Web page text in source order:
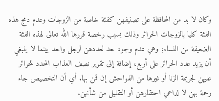
وكان لا بد من المحافظة على تصنيفهن كفئة خاصة من الزوجات وعدم دمج هذه
الفئة كليا بالزوجات الحرائر وذلك بسبب رخصة قررها الله تعالى لهذه الفئة
الضعيفة من النساء؛ وهي عدم وجود حد لعددهن لرجل واحد بينما لا ينبغي
أن يزيد عدد الحرائر على أربع، إضافة إلى تقرير نصف العذاب المحدد للحرائر
عليهن لجريمة الزنا أو غيرها من الفواحش إن قمن بها. أي أن التخصيص جاء
رحمة بهن لا لداعي احتقارهن أو التقليل من شأنهن.